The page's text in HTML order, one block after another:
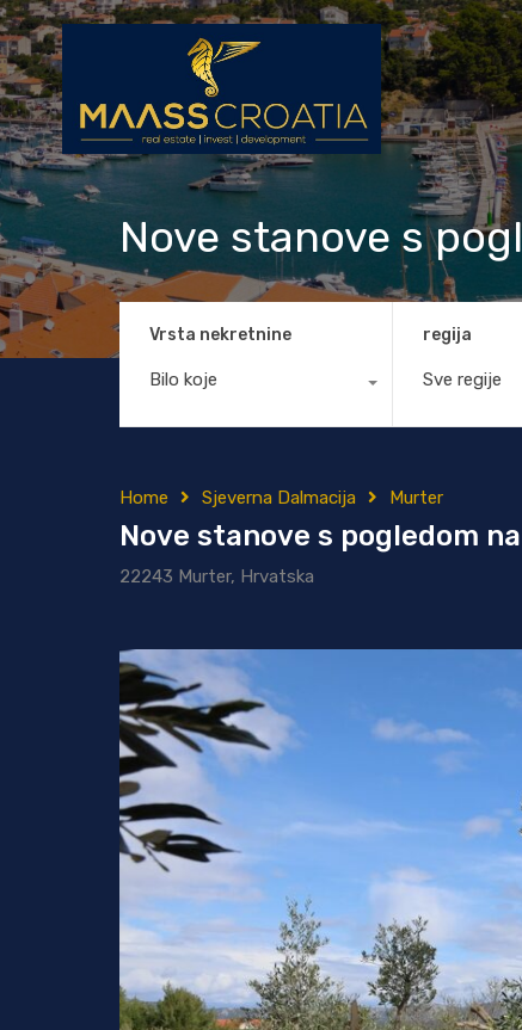
Nove stanove s
Vrsta nekretnine
Bilo koje
regija
Sve regije
Home Sjeverna Dalmacija Murter
Nove stanove s pogledom
22243 Murter, Hrvatska